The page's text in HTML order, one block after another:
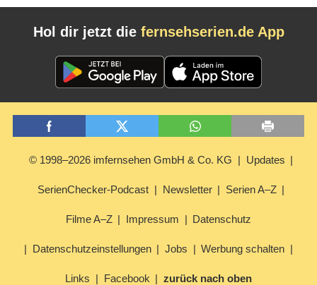
Hol dir jetzt die fernsehserien.de App
© 1998–2026 imfernsehen GmbH & Co. KG Updates
SerienChecker-Podcast Newsletter Serien A–Z
Filme A–Z Impressum Datenschutz
Datenschutzeinstellungen Jobs Werbung schalten
Links Facebook zurück nach oben